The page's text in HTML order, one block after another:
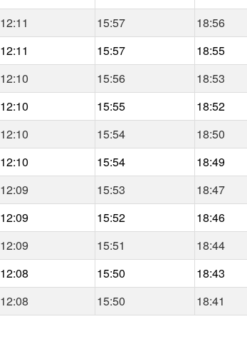
12:11 15:57 18:56
12:11 15:57 18:55
12:10 15:56 18:53
12:10 15:55 18:52
12:10 15:54 18:50
12:10 15:54 18:49
12:09 15:53 18:47
12:09 15:52 18:46
12:09 15:51 18:44
12:08 15:50 18:43
12:08 15:50 18:41